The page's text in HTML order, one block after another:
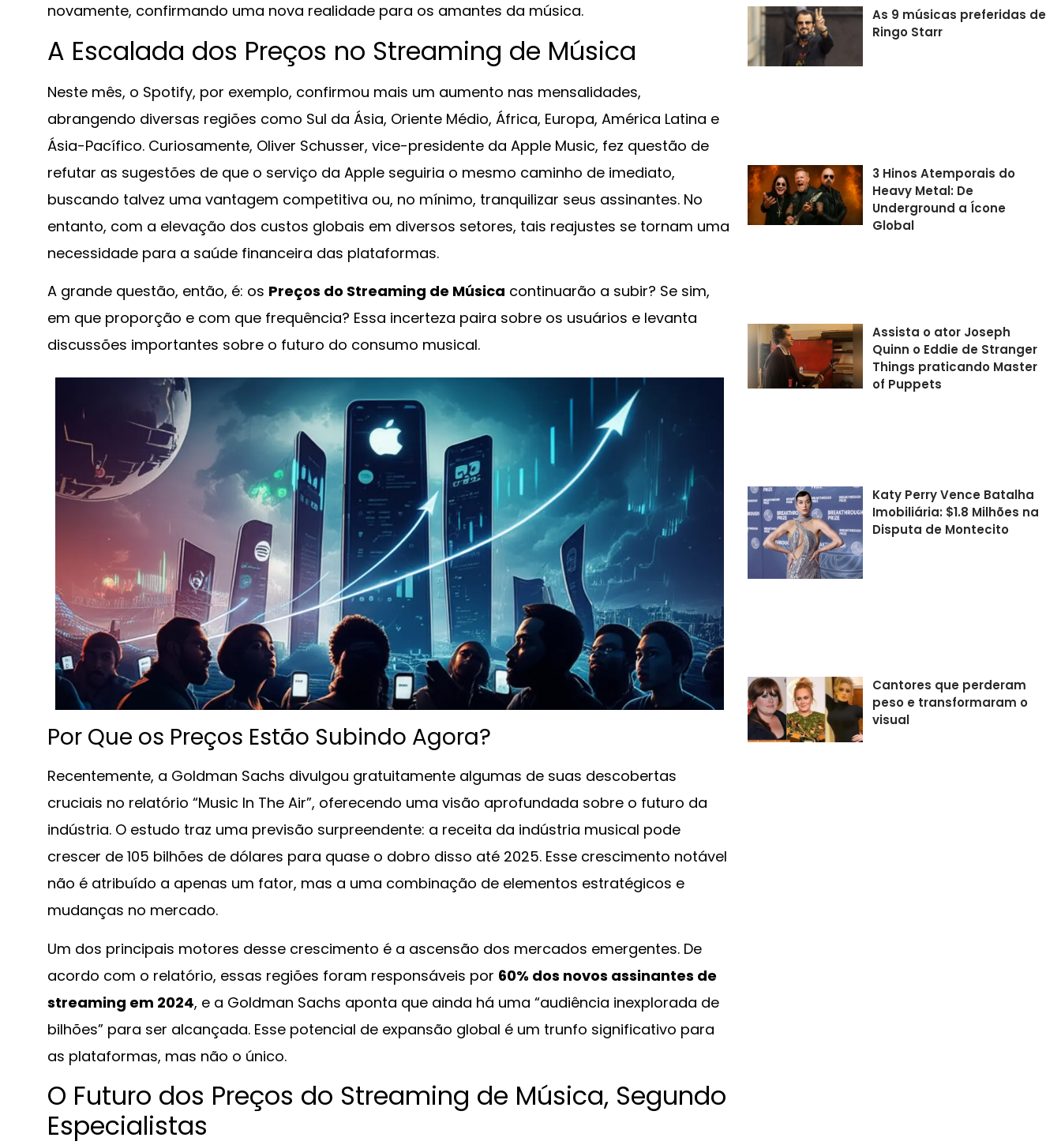
novamente, confirmando uma nova realidade para os amantes da música.
A Escalada dos Preços no Streaming de Música
Neste mês, o Spotify, por exemplo, confirmou mais um aumento nas mensalidades,
abrangendo diversas regiões como Sul da Ásia, Oriente Médio, África, Europa, América Latina e
Ásia-Pacífico. Curiosamente, Oliver Schusser, vice-presidente da Apple Music, fez questão de
refutar as sugestões de que o serviço da Apple seguiria o mesmo caminho de imediato,
buscando talvez uma vantagem competitiva ou, no mínimo, tranquilizar seus assinantes. No
entanto, com a elevação dos custos globais em diversos setores, tais reajustes se tornam uma
necessidade para a saúde financeira das plataformas.
A grande questão, então, é: os Preços do Streaming de Música continuarão a subir? Se sim,
em que proporção e com que frequência? Essa incerteza paira sobre os usuários e levanta
discussões importantes sobre o futuro do consumo musical.
Por Que os Preços Estão Subindo Agora?
Recentemente, a Goldman Sachs divulgou gratuitamente algumas de suas descobertas
cruciais no relatório “Music In The Air”, oferecendo uma visão aprofundada sobre o futuro da
indústria. O estudo traz uma previsão surpreendente: a receita da indústria musical pode
crescer de 105 bilhões de dólares para quase o dobro disso até 2025. Esse crescimento notável
não é atribuído a apenas um fator, mas a uma combinação de elementos estratégicos e
mudanças no mercado.
Um dos principais motores desse crescimento é a ascensão dos mercados emergentes. De
acordo com o relatório, essas regiões foram responsáveis por 60% dos novos assinantes de
streaming em 2024, e a Goldman Sachs aponta que ainda há uma “audiência inexplorada de
bilhões” para ser alcançada. Esse potencial de expansão global é um trunfo significativo para
as plataformas, mas não o único.
O Futuro dos Preços do Streaming de Música, Segundo
Especialistas
As 9 músicas preferidas de
Ringo Starr
3 Hinos Atemporais do
Heavy Metal: De
Underground a Ícone
Global
Assista o ator Joseph
Quinn o Eddie de Stranger
Things praticando Master
of Puppets
Katy Perry Vence Batalha
Imobiliária: $1.8 Milhões na
Disputa de Montecito
Cantores que perderam
peso e transformaram o
visual